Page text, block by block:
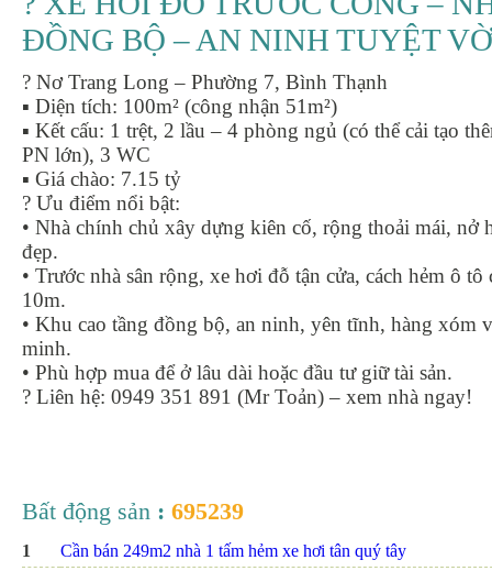
ĐỒNG BỘ – AN NINH TUYỆT
? Nơ Trang Long – Phường 7, Bình Thạnh
▪ Diện tích: 100m² (công nhận 51m²)
▪ Kết cấu: 1 trệt, 2 lầu – 4 phòng ngủ (có thể cải tạo
PN lớn), 3 WC
▪ Giá chào: 7.15 tỷ
? Ưu điểm nổi bật:
• Nhà chính chủ xây dựng kiên cố, rộng thoải mái, nở
đẹp.
• Trước nhà sân rộng, xe hơi đỗ tận cửa, cách hẻm ô tô
10m.
• Khu cao tầng đồng bộ, an ninh, yên tĩnh, hàng xóm
minh.
• Phù hợp mua để ở lâu dài hoặc đầu tư giữ tài sản.
? Liên hệ: 0949 351 891 (Mr Toản) – xem nhà ngay!
Bất động sản : 695239
1
Cần bán 249m2 nhà 1 tấm hẻm xe hơi tân quý tây